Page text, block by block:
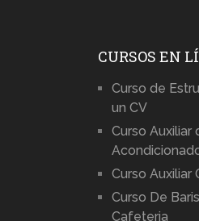
CURSOS EN
Curso de
un CV
Curso Auxiliar
Curso Auxiliar
Curso De
Cafeteria